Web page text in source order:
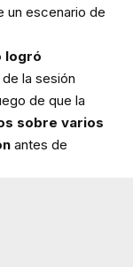
un escenario de
logró
la sesión
de que la
sobre varios
antes de